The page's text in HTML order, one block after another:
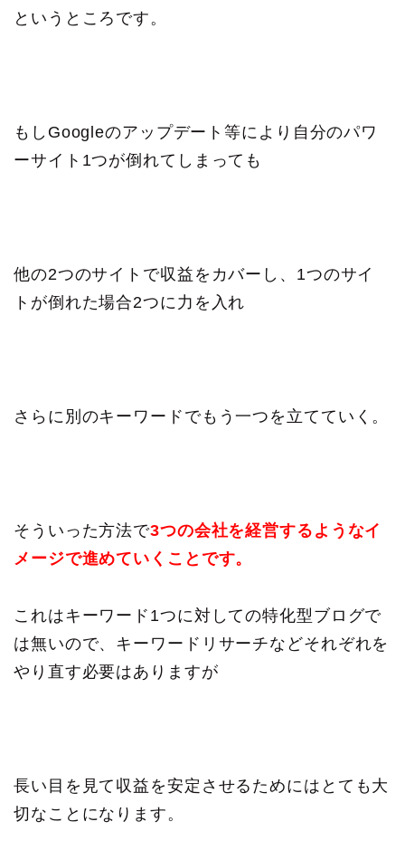
というところです。
もしGoogleのアップデート等により自分のパワ
ーサイト1つが倒れてしまっても
他の2つのサイトで収益をカバーし、1つのサイ
トが倒れた場合2つに力を入れ
さらに別のキーワードでもう一つを立てていく。
そういった方法で3つの会社を経営するようなイ
メージで進めていくことです。
これはキーワード1つに対しての特化型ブログで
は無いので、キーワードリサーチなどそれぞれを
やり直す必要はありますが
長い目を見て収益を安定させるためにはとても大
切なことになります。